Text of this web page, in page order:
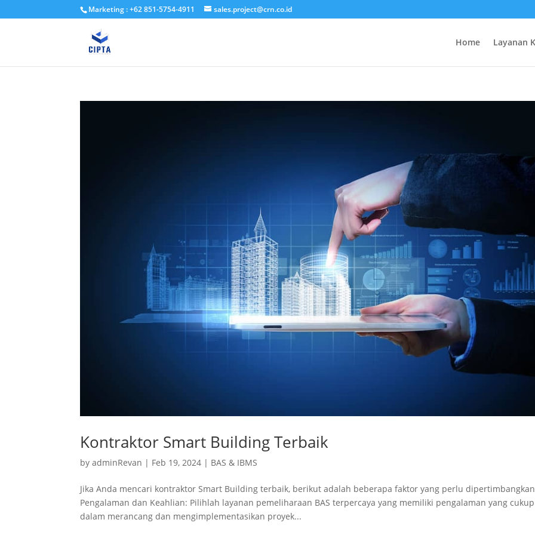
Marketing : +62 851-5754-4911 sales.project@crn.co.id
Home Layanan
Kontraktor Smart Building Terbaik
byadminRevan | Feb 19, 2024 | BAS & IBMS
Jika Anda mencari kontraktor Smart Building terbaik, berikut adalah beberapa faktor yang perlu
Pengalaman dan Keahlian: Pilihlah layanan pemeliharaan BAS terpercaya yang memiliki pengalaman yang cukup
dalam merancang dan mengimplementasikan proyek...